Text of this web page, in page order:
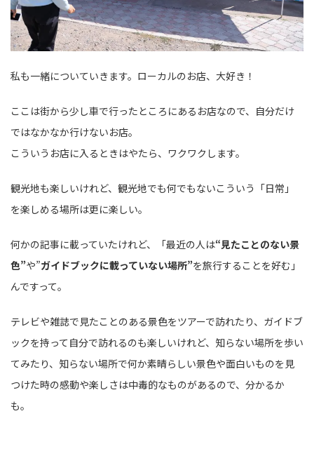
私も一緒についていきます。ローカルのお店、大好き！
ここは街から少し車で行ったところにあるお店なので、自分だけ
ではなかなか行けないお店。
こういうお店に入るときはやたら、ワクワクします。
観光地も楽しいけれど、観光地でも何でもないこういう「日常」
を楽しめる場所は更に楽しい。
何かの記事に載っていたけれど、「最近の人は“見たことのない景
色”や”ガイドブックに載っていない場所”を旅行することを好む」
んですって。
テレビや雑誌で見たことのある景色をツアーで訪れたり、ガイドブ
ックを持って自分で訪れるのも楽しいけれど、知らない場所を歩い
てみたり、知らない場所で何か素晴らしい景色や面白いものを見
つけた時の感動や楽しさは中毒的なものがあるので、分かるか
も。